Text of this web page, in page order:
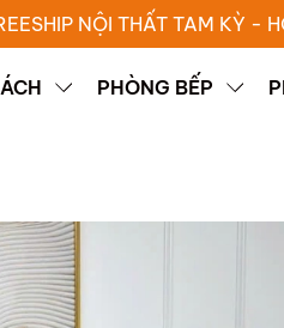
NỘI THẤT TAM KỲ -
PHÒNG BẾP